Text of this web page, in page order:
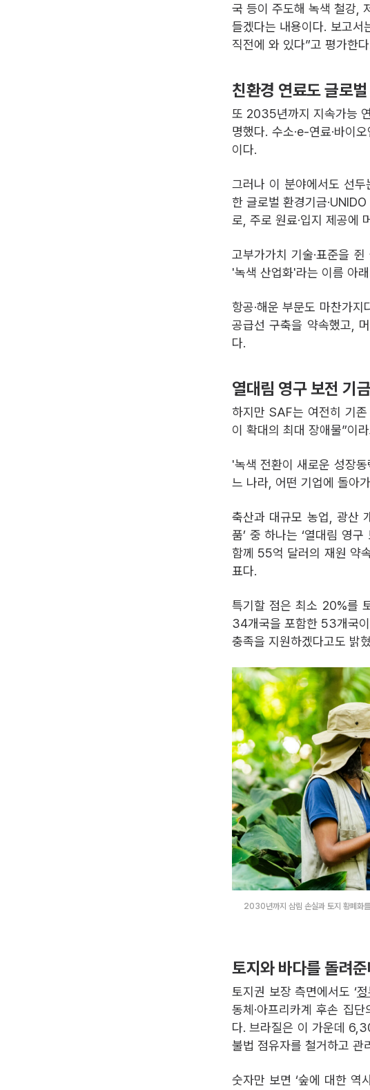
국 등이 주도해 녹색 철강,
들겠다는 내용이다. 보고
직전에 와 있다”고 평가한
친환경 연료도 글로
또 2035년까지 지속가능
명했다. 수소·e-연료·바이
이다.
그러나 이 분야에서도 선
한 글로벌 환경기금
로, 주로 원료·입지 제공에
고부가가치 기술·표준을
'녹색 산업화'라는 이름 아
항공·해운 부문도 마찬가
공급선 구축을 약속했고,
다.
열대림 영구 보전 기
하지만 SAF는 여전히 기
이 확대의 최대 장애물”이
'녹색 전환이 새로운 성장
느 나라, 어떤 기업에 돌아
축산과 대규모 농업, 광산
품’ 중 하나는 ‘열대림 영
함께 55억 달러의 재원 약
표다.
특기할 점은 최소 20%를
34개국을 포함한 53개국
충족을 지원하겠다고도 밝
2030년까지 삼림 손실과 토지 황폐화
토지와 바다를 돌려
토지권 보장 측면에서도 ‘
동체·아프리카계 후손 집
다. 브라질은 이 가운데
불법 점유자를 철거하고 관
숫자만 보면 ‘숲에 대한 역